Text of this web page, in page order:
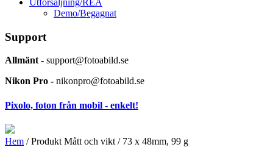
Demo/Begagnat
Support
Allmänt - support@fotoabild.se
Nikon Pro - nikonpro@fotoabild.se
Pixolo, foton från mobil - enkelt!
Hem / Produkt Mått och vikt / 73 x 48mm, 99 g